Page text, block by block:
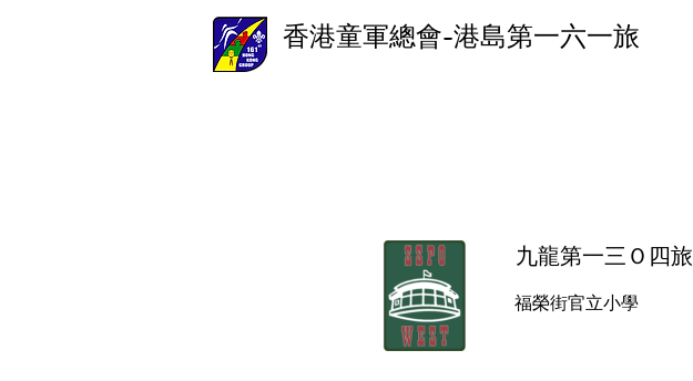
香港童軍總會-港島第一六一旅
九龍第一三Ｏ四旅
福榮街官立小學